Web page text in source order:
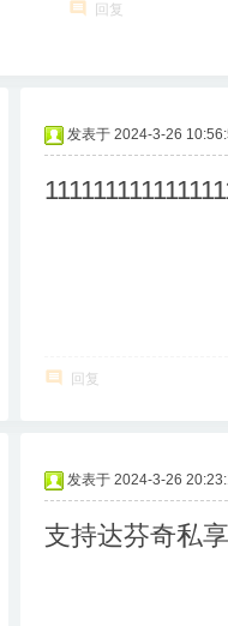
回复
发表于 2024-3-26
回复
发表于 2024-3-26
支持达芬奇私